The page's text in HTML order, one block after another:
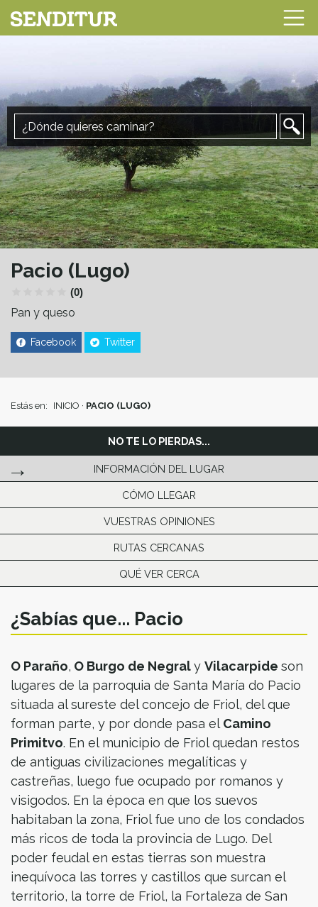
Pacio (Lugo)
(0)
Pan y queso
Facebook Twitter
Estás en: INICIO · PACIO (LUGO)
NO TE LO PIERDAS...
INFORMACIÓN DEL LUGAR
CÓMO LLEGAR
VUESTRAS OPINIONES
RUTAS CERCANAS
QUÉ VER CERCA
¿Sabías que... Pacio
O Paraño, O Burgo de Negraly Vilacarpide son
lugares de la parroquia de Santa María do Pacio
situada al sureste del concejo de Friol, del que
forman parte, y por donde pasa el Camino
Primitvo. En el municipio de Friol quedan restos
de antiguas civilizaciones megalíticas y
castreñas, luego fue ocupado por romanos y
visigodos. En la época en que los suevos
habitaban la zona, Friol fue uno de los condados
más ricos de toda la provincia de Lugo. Del
poder feudal en estas tierras son muestra
inequívoca las torres y castillos que surcan el
territorio, la torre de Friol, la Fortaleza de San